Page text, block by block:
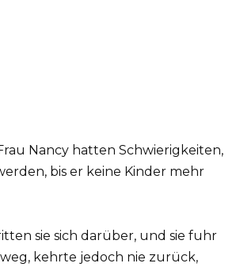
Nancy hatten Schwierigkeiten,
bis er keine Kinder mehr
sie sich darüber, und sie fuhr
kehrte jedoch nie zurück,